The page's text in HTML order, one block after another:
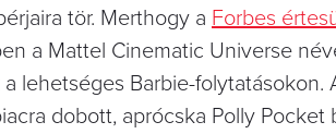
tör. Merthogy a Forbes
a Mattel Cinematic Universe
lehetséges Barbie-folytatásokon.
dobott, aprócska Polly